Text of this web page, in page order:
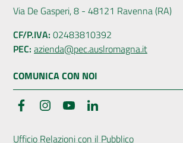
Via De Gasperi, 8 - 48121 Ravenna (RA)
CF/P.IVA: 02483810392
PEC: azienda@pec.auslromagna.it
COMUNICA CON NOI
FacebookInstagramYouTube
Ufficio Relazioni con il Pubblico